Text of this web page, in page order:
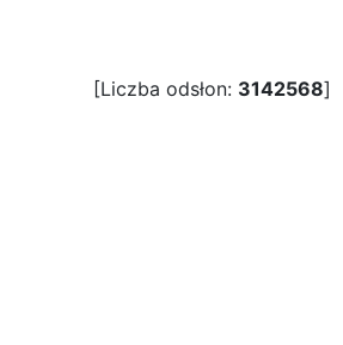
[Liczba odsłon: 3142568]